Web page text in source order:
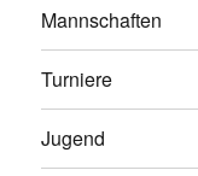
Mannschaften
Turniere
Jugend